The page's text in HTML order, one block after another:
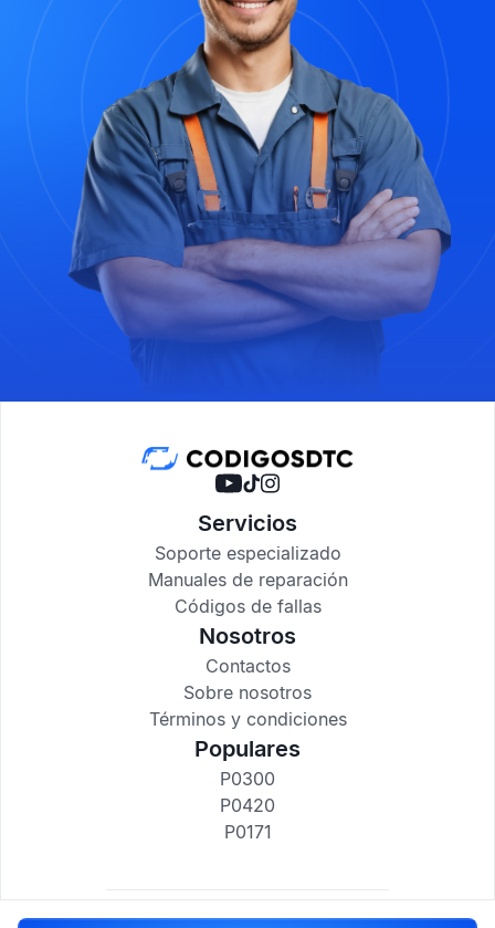
Servicios
Soporte especializado
Manuales de reparación
Códigos de fallas
Nosotros
Contactos
Sobre nosotros
Términos y condiciones
Populares
P0300
P0420
P0171